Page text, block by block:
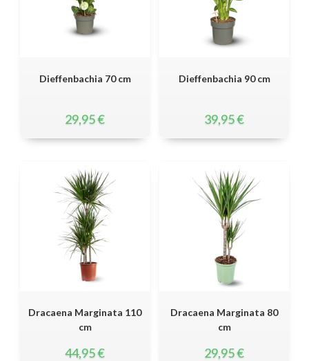
Dieffenbachia 70 cm
29,95€
Dieffenbachia 90 cm
39,95€
Dracaena Marginata 110
cm
44,95€
Dracaena Marginata 80
cm
29,95€